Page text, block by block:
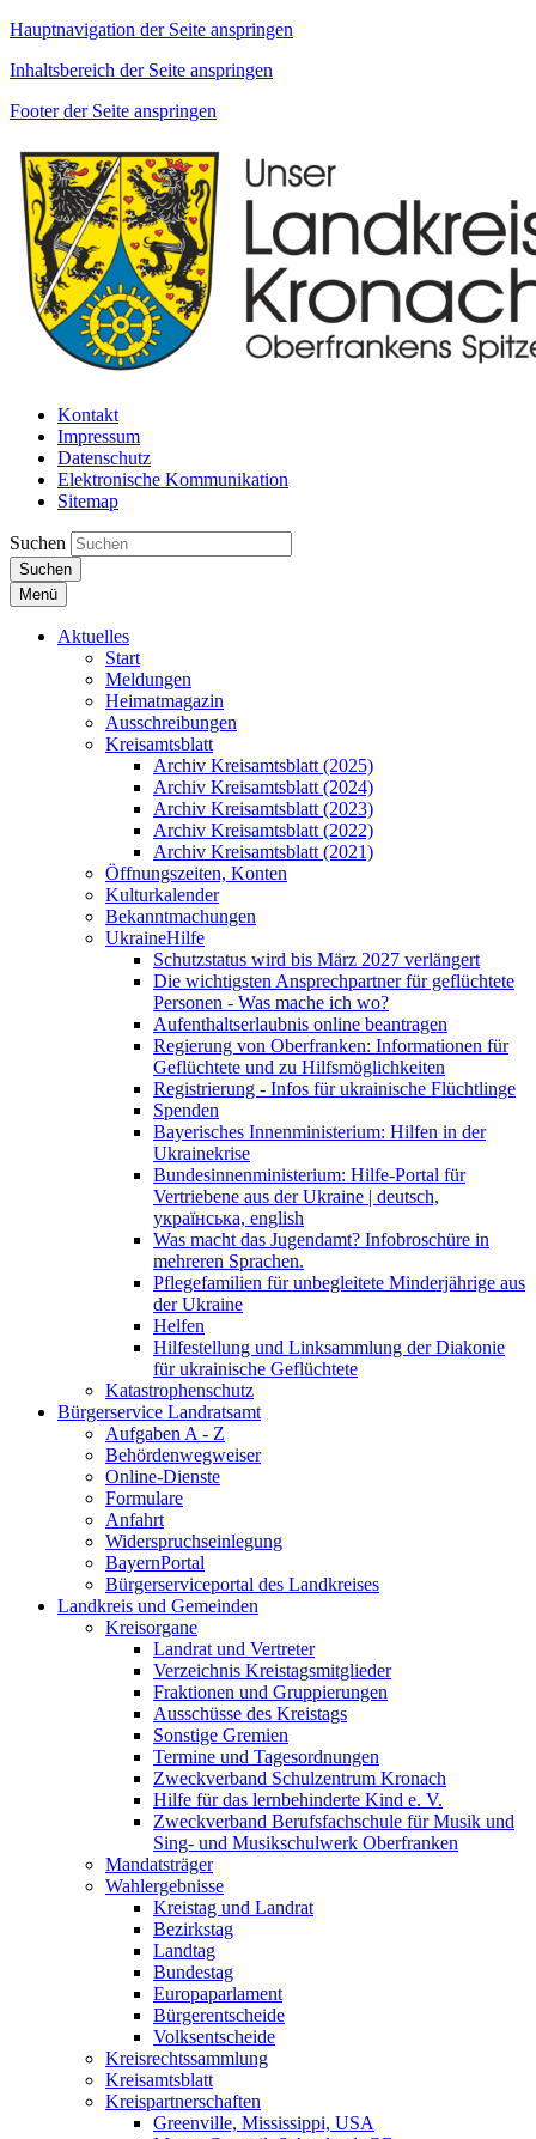
Hauptnavigation der Seite anspringen
Inhaltsbereich der Seite anspringen
Footer der Seite anspringen
Kontakt
Impressum
Datenschutz
Elektronische Kommunikation
Sitemap
Suchen
Suchen
Menü
Aktuelles
Start
Meldungen
Heimatmagazin
Ausschreibungen
Kreisamtsblatt
Archiv Kreisamtsblatt (2025)
Archiv Kreisamtsblatt (2024)
Archiv Kreisamtsblatt (2023)
Archiv Kreisamtsblatt (2022)
Archiv Kreisamtsblatt (2021)
Öffnungszeiten, Konten
Kulturkalender
Bekanntmachungen
UkraineHilfe
Schutzstatus wird bis März 2027 verlängert
Die wichtigsten Ansprechpartner für geflüchtete
Personen - Was mache ich wo?
Aufenthaltserlaubnis online beantragen
Regierung von Oberfranken: Informationen für
Geflüchtete und zu Hilfsmöglichkeiten
Registrierung - Infos für ukrainische Flüchtlinge
Spenden
Bayerisches Innenministerium: Hilfen in der
Ukrainekrise
Bundesinnenministerium: Hilfe-Portal für
Vertriebene aus der Ukraine | deutsch,
українська, english
Was macht das Jugendamt? Infobroschüre in
mehreren Sprachen.
Pflegefamilien für unbegleitete Minderjährige aus
der Ukraine
Helfen
Hilfestellung und Linksammlung der Diakonie
für ukrainische Geflüchtete
Katastrophenschutz
Bürgerservice Landratsamt
Aufgaben A - Z
Behördenwegweiser
Online-Dienste
Formulare
Anfahrt
Widerspruchseinlegung
BayernPortal
Bürgerserviceportal des Landkreises
Landkreis und Gemeinden
Kreisorgane
Landrat und Vertreter
Verzeichnis Kreistagsmitglieder
Fraktionen und Gruppierungen
Ausschüsse des Kreistags
Sonstige Gremien
Termine und Tagesordnungen
Zweckverband Schulzentrum Kronach
Hilfe für das lernbehinderte Kind e. V.
Zweckverband Berufsfachschule für Musik und
Sing- und Musikschulwerk Oberfranken
Mandatsträger
Wahlergebnisse
Kreistag und Landrat
Bezirkstag
Landtag
Bundestag
Europaparlament
Bürgerentscheide
Volksentscheide
Kreisrechtssammlung
Kreisamtsblatt
Kreispartnerschaften
Greenville, Mississippi, USA